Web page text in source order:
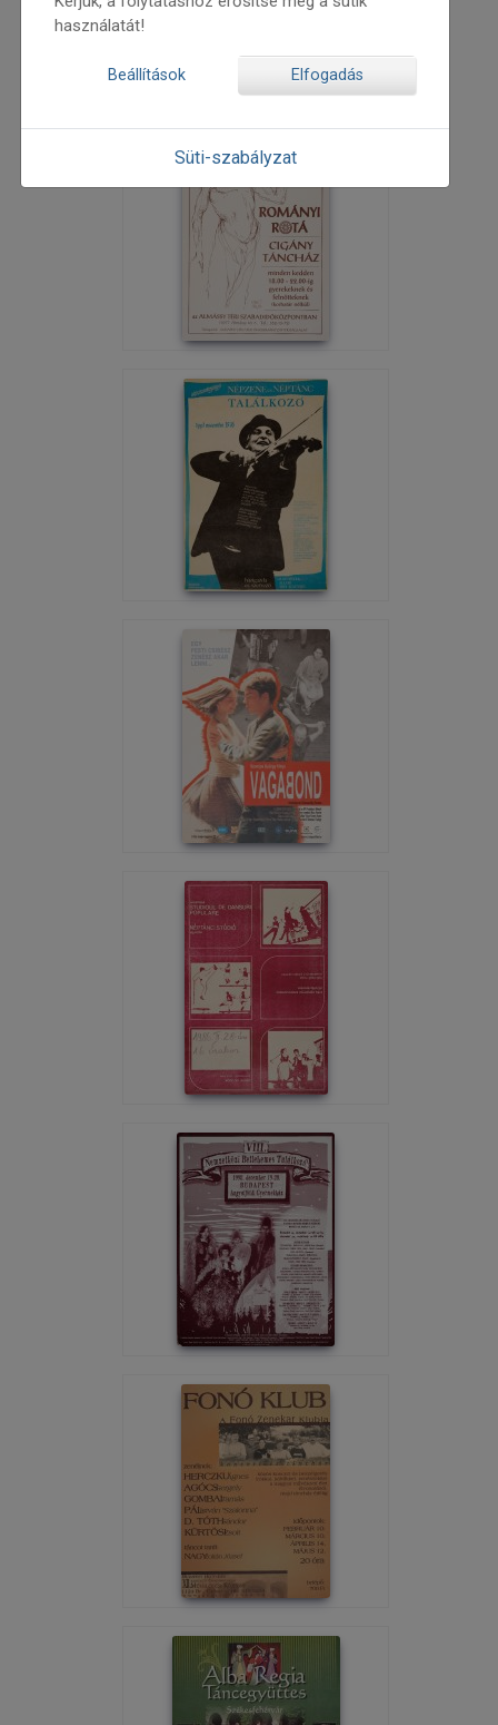
használatát!
Beállítások Elfogadás
Süti-szabályzat